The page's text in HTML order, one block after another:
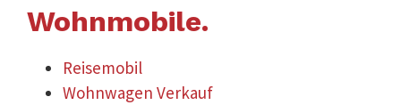
Wohnmobile.
Reisemobil
Wohnwagen Verkauf